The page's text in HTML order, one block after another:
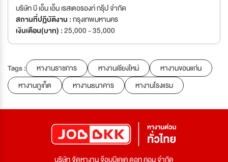
บริษัท บี เอ็น เอ็น เรสเตอรองท์ กรุ๊ป จำกัด
สถานที่ปฏิบัติงาน :กรุงเทพมหานคร
เงินเดือน(บาท) :25,000 - 35,000
Tags : หางานราชการ หางานเชียงใหม่
หางานขอนแก่น
หางานภูเก็ต
หางานธนาคาร หางานโรงแรม
บริษัท จัดหางาน จ๊อบบีเคเค ดอท คอม จำกัด